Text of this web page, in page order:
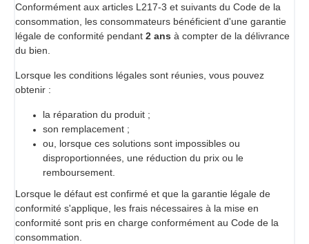
Conformément aux articles L217-3 et suivants du Code de la
consommation, les consommateurs bénéficient d'une garantie
légale de conformité pendant 2 ans à compter de la délivrance
du bien.
Lorsque les conditions légales sont réunies, vous pouvez
obtenir :
la réparation du produit ;
son remplacement ;
ou, lorsque ces solutions sont impossibles ou
disproportionnées, une réduction du prix ou le
remboursement.
Lorsque le défaut est confirmé et que la garantie légale de
conformité s'applique, les frais nécessaires à la mise en
conformité sont pris en charge conformément au Code de la
consommation.